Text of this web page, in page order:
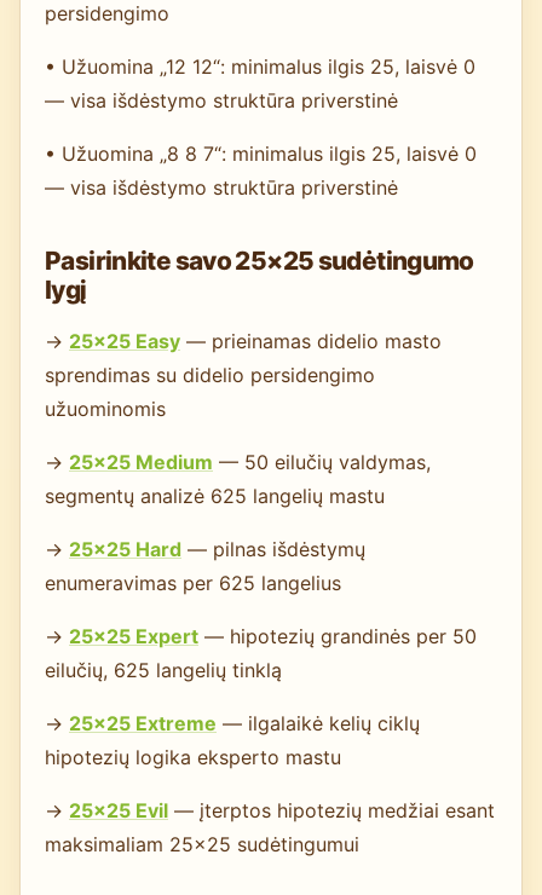
persidengimo
• Užuomina „12 12“: minimalus ilgis 25, laisvė 0
— visa išdėstymo struktūra priverstinė
• Užuomina „8 8 7“: minimalus ilgis 25, laisvė 0
— visa išdėstymo struktūra priverstinė
Pasirinkite savo 25×25 sudėtingumo
lygį
→ 25×25 Easy — prieinamas didelio masto
sprendimas su didelio persidengimo
užuominomis
→ 25×25 Medium — 50 eilučių valdymas,
segmentų analizė 625 langelių mastu
→ 25×25 Hard — pilnas išdėstymų
enumeravimas per 625 langelius
→ 25×25 Expert — hipotezių grandinės per 50
eilučių, 625 langelių tinklą
→ 25×25 Extreme — ilgalaikė kelių ciklų
hipotezių logika eksperto mastu
→ 25×25 Evil — įterptos hipotezių medžiai esant
maksimaliam 25×25 sudėtingumui